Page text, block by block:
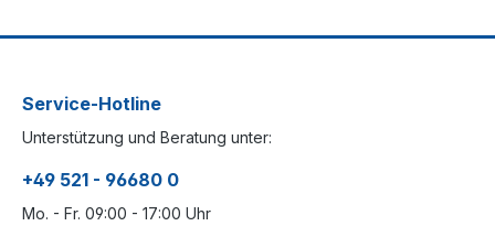
Service-Hotline
Unterstützung und Beratung unter:
+49 521 - 96680 0
Mo. - Fr. 09:00 - 17:00 Uhr